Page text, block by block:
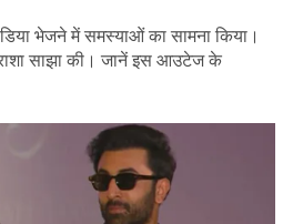
भेजने में समस्याओं का सामना किया।
साझा की। जानें इस आउटेज के